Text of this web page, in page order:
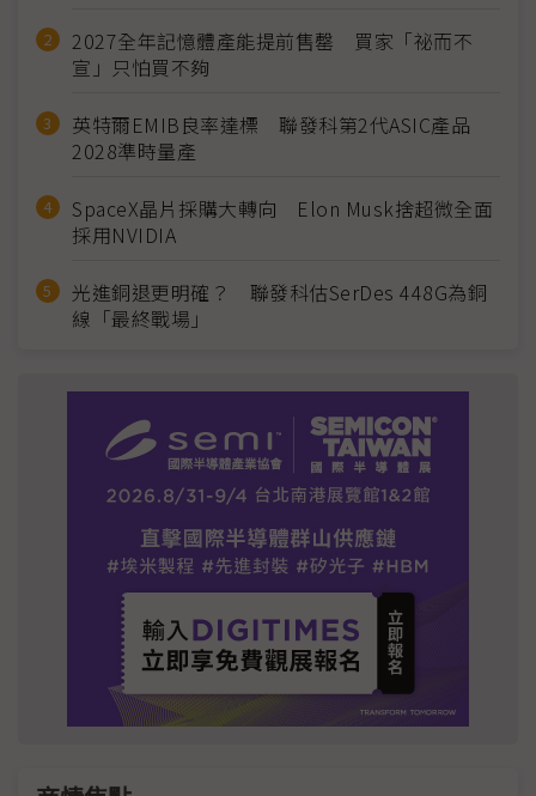
2027全年記憶體產能提前售罄 買家「祕而不
宣」只怕買不夠
英特爾EMIB良率達標 聯發科第2代ASIC產品
2028準時量產
SpaceX晶片採購大轉向 Elon Musk捨超微全面
採用NVIDIA
光進銅退更明確？ 聯發科估SerDes 448G為銅
線「最終戰場」